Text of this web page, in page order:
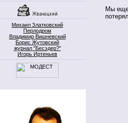
Михаил Златковский
Перлодром
Владимир Вишневский
Борис Жутовский
журнал "Бесэдер?"
Игорь Иртеньев
Мы еще